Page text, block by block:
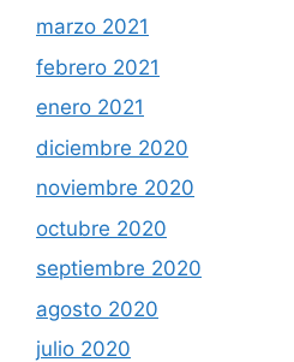
marzo 2021
febrero 2021
enero 2021
diciembre 2020
noviembre 2020
octubre 2020
septiembre 2020
agosto 2020
julio 2020